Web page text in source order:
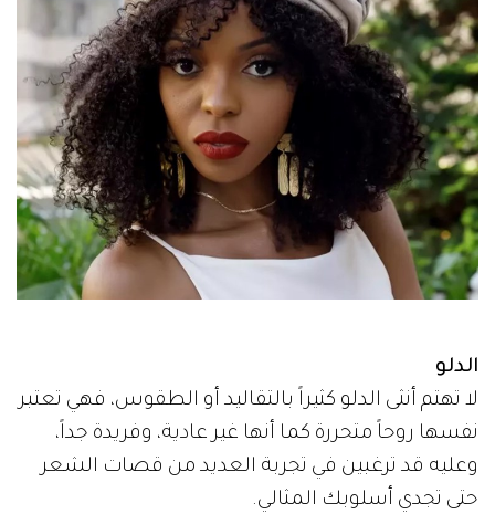
الدلو
لا تهتم أنثى الدلو كثيراً بالتقاليد أو الطقوس، فهي تعتبر
نفسها روحاً متحررة كما أنها غير عادية، وفريدة جداً،
وعليه قد ترغبين في تجربة العديد من قصات الشعر
حتى تجدي أسلوبك المثالي.